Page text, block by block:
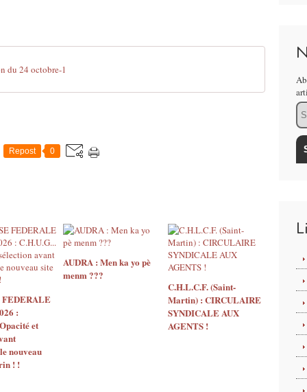
du 24 octobre-1
Repost 0
:
et
nouveau
! !
AUDRA : Men ka yo pè
menm ???
C.H.L.C.F. (Saint-
Martin) : CIRCULAIRE
SYNDICALE AUX
AGENTS !